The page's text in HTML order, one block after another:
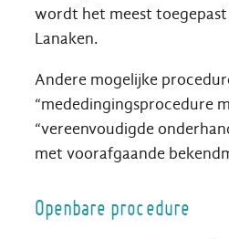
wordt het meest
Lanaken.
Andere mogelijke
“mededingingsprocedure
“vereenvoudigde
met voorafgaande
Openbare procedure